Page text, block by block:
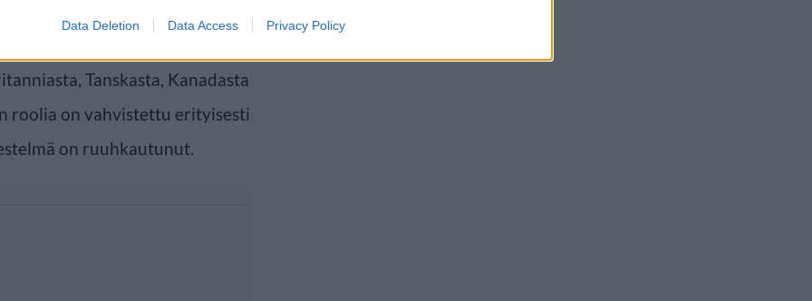
Data Deletion Data Access Privacy Policy
Tanskasta, Kanadasta
roolia on vahvistettu erityisesti
on ruuhkautunut.